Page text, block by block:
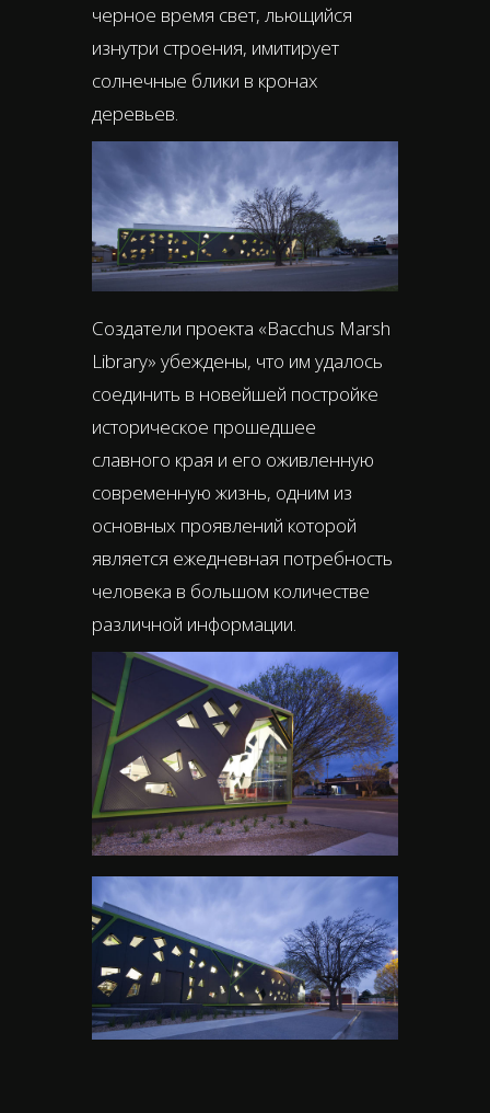
черное время свет, льющийся
изнутри строения, имитирует
солнечные блики в кронах
деревьев.
Создатели проекта «Bacchus Marsh
Library» убеждены, что им удалось
соединить в новейшей постройке
историческое прошедшее
славного края и его оживленную
современную жизнь, одним из
основных проявлений которой
является ежедневная потребность
человека в большом количестве
различной информации.